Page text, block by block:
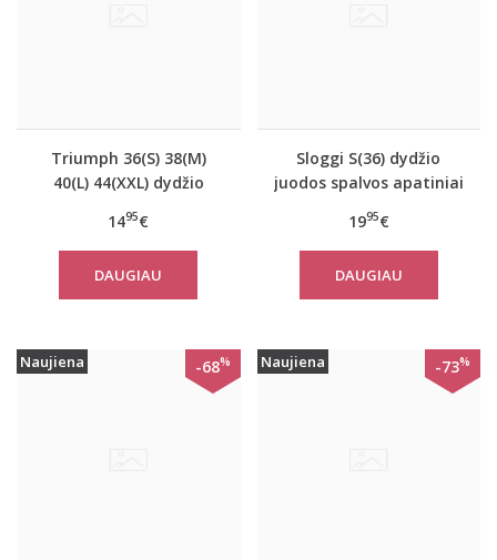
Triumph 36(S) 38(M)
40(L) 44(XXL) dydžio
medvilninė miego
palaidinė Mix Match
TOP SSL 01 X
1495€
DAUGIAU
Sloggi S(36) dydžio
juodos spalvos apatiniai
Shirt 01
1995€
DAUGIAU
Naujiena -68% Naujiena -73%